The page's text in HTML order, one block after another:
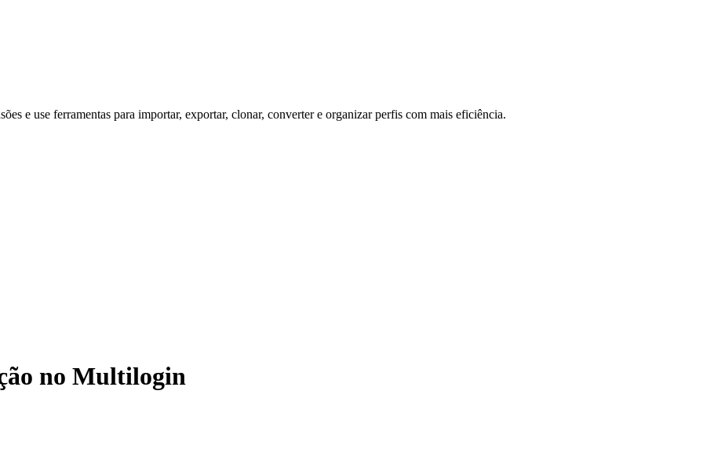
e use ferramentas para importar, exportar, clonar, converter e organizar perfis com mais eficiência.
no Multilogin